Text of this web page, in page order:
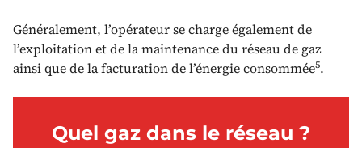
Généralement, l’opérateur se charge également de
l’exploitation et de la maintenance du réseau de gaz
ainsi que de la facturation de l’énergie consommée5.
Quel gaz dans le réseau ?